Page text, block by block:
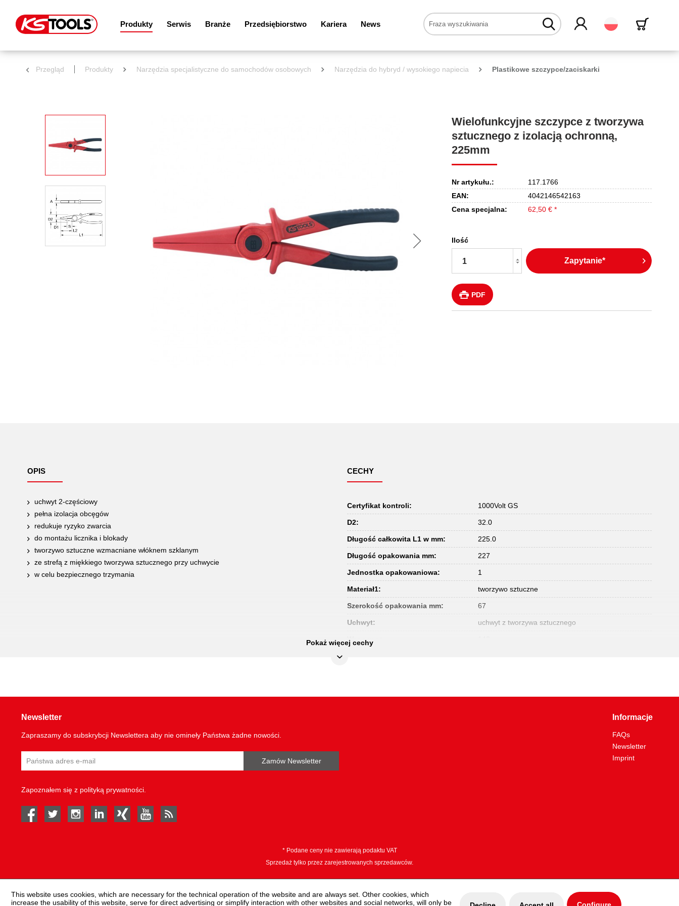
Produkty Serwis Branże Przedsiębiorstwo Kariera News Polski
Przegląd Produkty Narzędzia specjalistyczne do samochodów osobowych Narzędzia do hybryd / wysokiego napiecia Plastikowe szczypce/zaciskarki
Wielofunkcyjne szczypce z tworzywa
sztucznego z izolacją ochronną,
225mm
Nr artykułu.:
117.1766
EAN:
4042146542163
Cena specjalna:
62,50 € *
Ilość
Zapytanie*
PDF
OPIS
uchwyt 2-częściowy
pełna izolacja obcęgów
redukuje ryzyko zwarcia
do montażu licznika i blokady
tworzywo sztuczne wzmacniane włóknem szklanym
ze strefą z miękkiego tworzywa sztucznego przy uchwycie
w celu bezpiecznego trzymania
CECHY
Certyfikat kontroli: 1000Volt GS
D2: 32.0
Długość całkowita L1 w mm: 225.0
Długość opakowania mm: 227
Jednostka opakowaniowa: 1
Materiał1: tworzywo sztuczne
Szerokość opakowania mm: 67
Uchwyt: uchwyt z tworzywa sztucznego
Waga w g:
Pokaż więcej cechy
Newsletter
Zapraszamy do subskrybcji Newslettera aby nie omineły Państwa żadne nowości.
Zamów Newsletter
Zapoznałem się z polityką prywatności
facebook twitter instagramlinked in Xing youtube
Informacje
FAQs
Newsletter
Imprint
* Podane ceny nie zawierają podaktu VAT
Sprzedaż tylko przez zarejestrowanych sprzedawców.
This website uses cookies, which are necessary for the technical operation of the website and are always set. Other cookies, which
increase the usability of this website, serve for direct advertising or simplify interaction with other websites and social networks, will only be